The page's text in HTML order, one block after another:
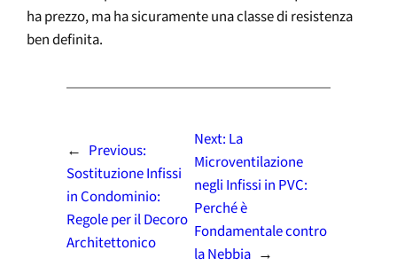
ha prezzo, ma ha sicuramente una classe di resistenza
ben definita.
← Previous:
Sostituzione Infissi
in Condominio:
Regole per il Decoro
Architettonico
Next: La
Microventilazione
negli Infissi in PVC:
Perché è
Fondamentale contro
la Nebbia →